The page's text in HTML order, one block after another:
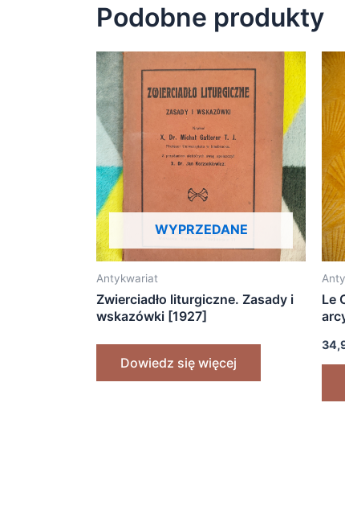
Podobne produkty
WYPRZEDANE
Antykwariat
Zwierciadło liturgiczne. Zasady i
wskazówki [1927]
Dowiedz się więcej
Le